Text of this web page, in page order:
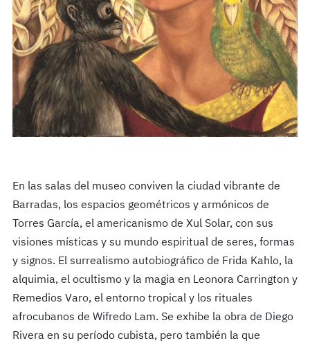
En las salas del museo conviven la ciudad vibrante de
Barradas, los espacios geométricos y armónicos de
Torres García, el americanismo de Xul Solar, con sus
visiones místicas y su mundo espiritual de seres, formas
y signos. El surrealismo autobiográfico de Frida Kahlo, la
alquimia, el ocultismo y la magia en Leonora Carrington y
Remedios Varo, el entorno tropical y los rituales
afrocubanos de Wifredo Lam. Se exhibe la obra de Diego
Rivera en su período cubista, pero también la que